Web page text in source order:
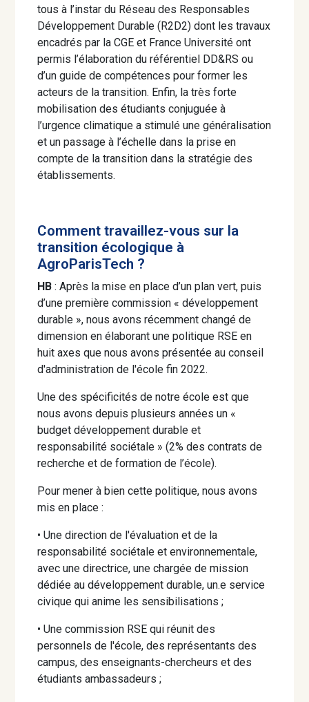
tous à l’instar du Réseau des Responsables
Développement Durable (R2D2) dont les travaux
encadrés par la CGE et France Université ont
permis l’élaboration du référentiel DD&RS ou
d’un guide de compétences pour former les
acteurs de la transition. Enfin, la très forte
mobilisation des étudiants conjuguée à
l’urgence climatique a stimulé une généralisation
et un passage à l’échelle dans la prise en
compte de la transition dans la stratégie des
établissements.
Comment travaillez-vous sur la
transition écologique à
AgroParisTech ?
HB : Après la mise en place d’un plan vert, puis
d’une première commission « développement
durable », nous avons récemment changé de
dimension en élaborant une politique RSE en
huit axes que nous avons présentée au conseil
d'administration de l'école fin 2022.
Une des spécificités de notre école est que
nous avons depuis plusieurs années un «
budget développement durable et
responsabilité sociétale » (2% des contrats de
recherche et de formation de l’école).
Pour mener à bien cette politique, nous avons
mis en place :
• Une direction de l'évaluation et de la
responsabilité sociétale et environnementale,
avec une directrice, une chargée de mission
dédiée au développement durable, un.e service
civique qui anime les sensibilisations ;
• Une commission RSE qui réunit des
personnels de l'école, des représentants des
campus, des enseignants-chercheurs et des
étudiants ambassadeurs ;